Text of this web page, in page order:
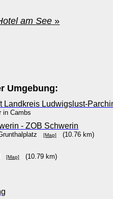
am See »
Umgebung:
Landkreis Ludwigslust-
in Cambs
- ZOB Schwerin
Grunthalplatz[Map] (10.76 km)
4[Map] (10.79 km)